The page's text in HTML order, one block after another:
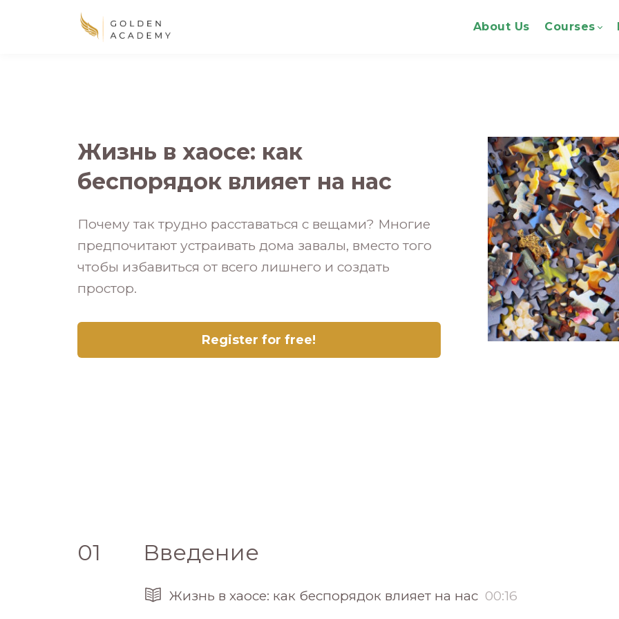
About Us Courses
Жизнь в хаосе: как
беспорядок влияет на нас
Почему так трудно расставаться с вещами? Многие
предпочитают устраивать дома завалы, вместо того
чтобы избавиться от всего лишнего и создать
простор.
Register for free!
01 Введение
Жизнь в хаосе: как беспорядок влияет на нас 00:16